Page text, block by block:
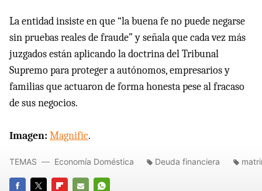
La entidad insiste en que “la buena fe no puede negarse
sin pruebas reales de fraude” y señala que cada vez más
juzgados están aplicando la doctrina del Tribunal
Supremo para proteger a autónomos, empresarios y
familias que actuaron de forma honesta pese al fracaso
de sus negocios.
Imagen: Magnific.
TEMAS Economía Doméstica Deuda financiera